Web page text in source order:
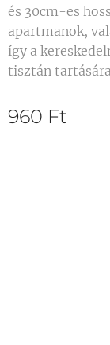
és 30cm-es
apartmanok,
így a
tisztán
960 Ft